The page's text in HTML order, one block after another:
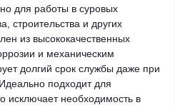
для работы в суровых
строительства и других
из высококачественных
и механическим
долгий срок службы даже при
подходит для
исключает необходимость в